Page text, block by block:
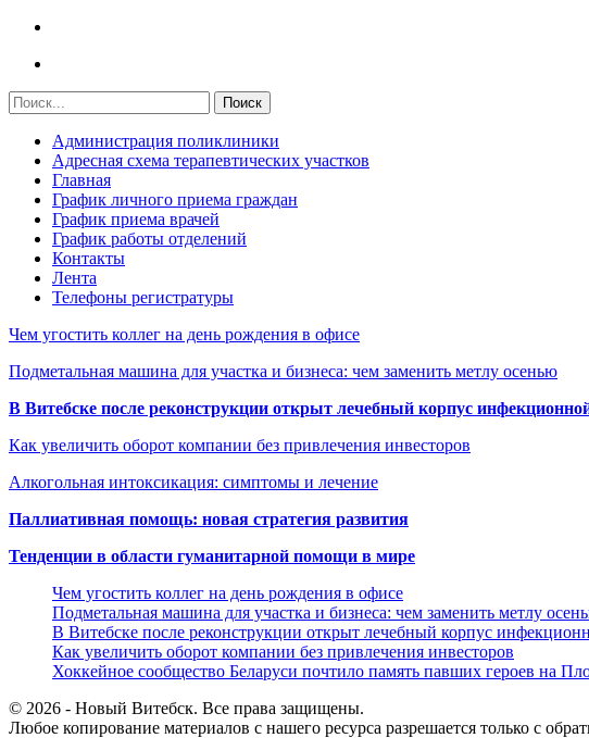
Администрация поликлиники
Адресная схема терапевтических участков
Главная
График личного приема граждан
График приема врачей
График работы отделений
Контакты
Лента
Телефоны регистратуры
Чем угостить коллег на день рождения в офисе
Подметальная машина для участка и бизнеса: чем заменить метлу осенью
В Витебске после реконструкции открыт лечебный корпус
Как увеличить оборот компании без привлечения инвесторов
Алкогольная интоксикация: симптомы и лечение
Паллиативная помощь: новая стратегия развития
Тенденции в области гуманитарной помощи в мире
Чем угостить коллег на день рождения в офисе
Подметальная машина для участка и бизнеса: чем заменить метлу
В Витебске после реконструкции открыт лечебный корпус
Как увеличить оборот компании без привлечения инвесторов
Хоккейное сообщество Беларуси почтило память павших героев на
© 2026 - Новый Витебск. Все права защищены.
Любое копирование материалов с нашего ресурса разрешается только с